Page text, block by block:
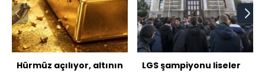
Hürmüz açılıyor, altının
LGS şampiyonu liseler